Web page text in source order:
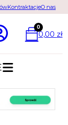
KontraktacjeO nas
0
0,00 zł